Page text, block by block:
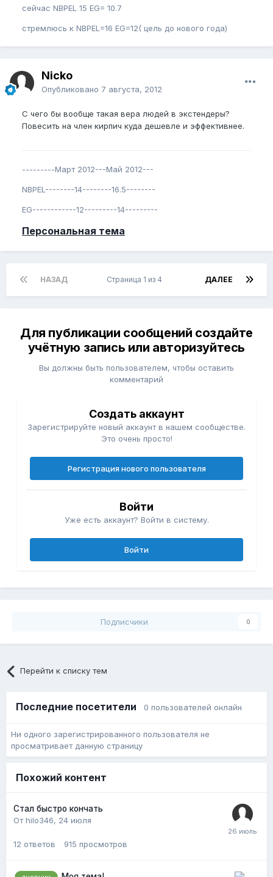
сейчас NBPEL 15 EG= 10.7
стремлюсь к NBPEL=16 EG=12( цель до нового года)
Nicko
Опубликовано 7 августа, 2012
С чего бы вообще такая вера людей в экстендеры?
Повесить на член кирпич куда дешевле и эффективнее.
---------Март 2012---Май 2012---
NBPEL--------14--------16.5--------
EG------------12---------14---------
Персональная тема
НАЗАД ДАЛЕЕ
Страница 1 из 4
Для публикации сообщений создайте
учётную запись или авторизуйтесь
Вы должны быть пользователем, чтобы оставить
комментарий
Создать аккаунт
Зарегистрируйте новый аккаунт в нашем сообществе.
Это очень просто!
Регистрация нового пользователя
Войти
Уже есть аккаунт? Войти в систему.
Войти
Подписчики 0
Перейти к списку тем
Последние посетители 0 пользователей онлайн
Ни одного зарегистрированного пользователя не
просматривает данную страницу
Похожий контент
Стал быстро кончать
От hilo346, 24 июля
12 ответов 915 просмотров